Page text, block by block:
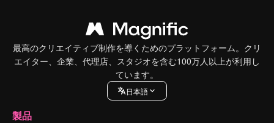
最高のクリエイティブ制作を導くためのプラットフォーム。クリ
エイター、企業、代理店、スタジオを含む100万人以上が利用し
ています。
日本語
製品